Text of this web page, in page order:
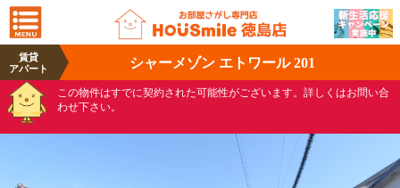
賃貸
アパート
シャーメゾン エトワール 201
この物件はすでに契約された可能性がございます。詳しくはお問い合
わせ下さい。